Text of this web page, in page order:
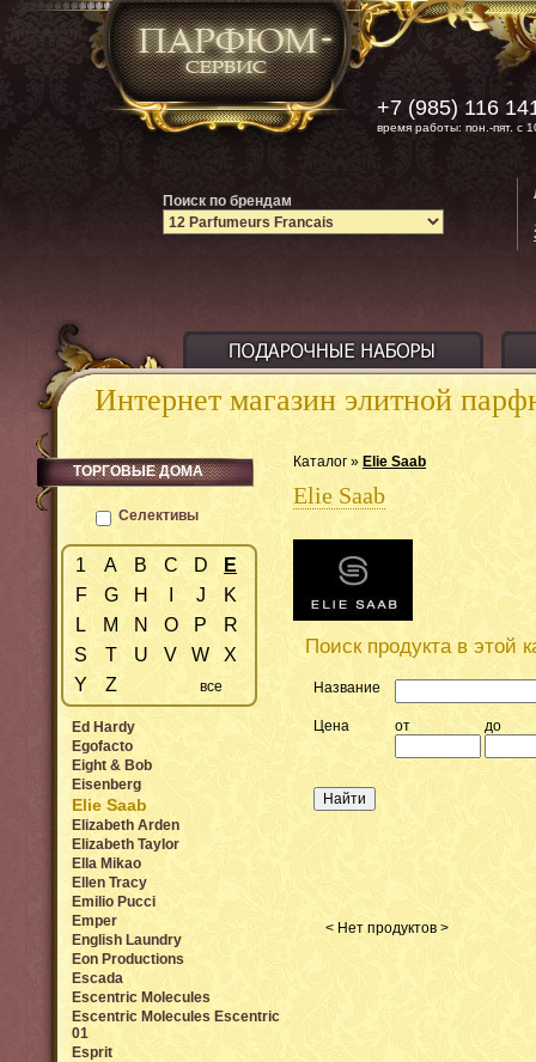
Интернет магазин элитной
Каталог » Elie Saab
Elie Saab
Поиск продукта в этой
Название
Цена от до
< Нет продуктов >
ТОРГОВЫЕ ДОМА
Селективы
1 A B C D
E
F
G H J
K
L
M N O P
R
S
T U V W
X
Y
Z все
Ed Hardy
Egofacto
Eight & Bob
Eisenberg
Elie Saab
Elizabeth Arden
Elizabeth Taylor
Ella Mikao
Ellen Tracy
Emilio Pucci
Emper
English Laundry
Eon Productions
Escada
Escentric Molecules
Escentric Molecules Escentric
01
Esprit
+7 (985) 116
время работы: пон.-пят. с
Поиск по брендам